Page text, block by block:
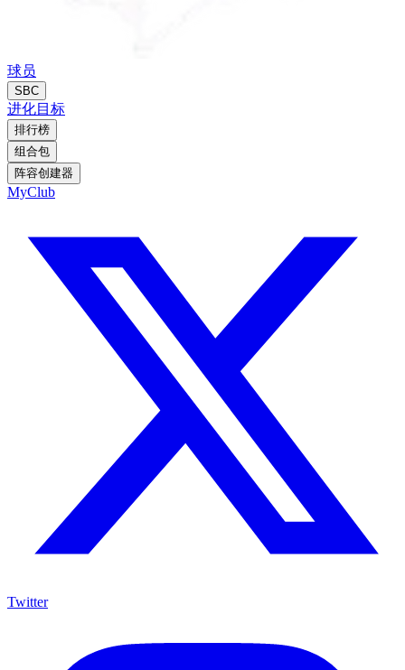
球员
SBC
进化目标
排行榜
组合包
阵容创建器
MyClub
Twitter